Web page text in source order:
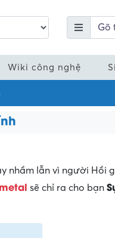
Wiki công nghệ
nhầm lẫn vì người Hồi
sẽ chỉ ra cho bạn